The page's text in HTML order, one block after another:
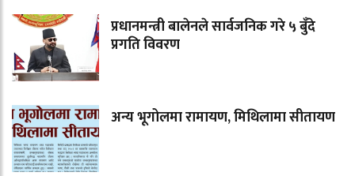
प्रधानमन्त्री बालेनले सार्वजनिक गरे ५ बुँदे
प्रगति विवरण
अन्य भूगोलमा रामायण, मिथिलामा सीतायण